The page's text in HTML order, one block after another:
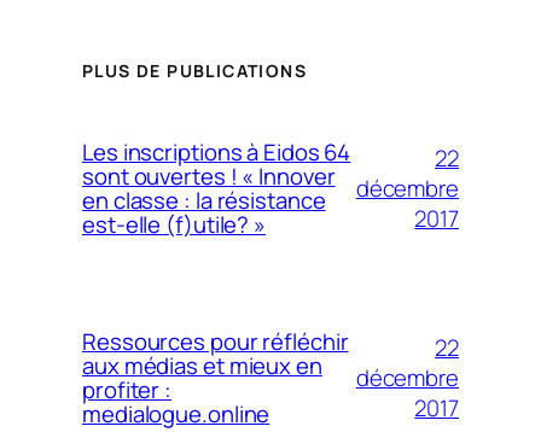
PLUS DE PUBLICATIONS
Les inscriptions à Eidos 64
sont ouvertes ! « Innover
en classe : la résistance
est-elle (f)utile? »
22
décembre
2017
Ressources pour réfléchir
aux médias et mieux en
profiter :
medialogue.online
22
décembre
2017